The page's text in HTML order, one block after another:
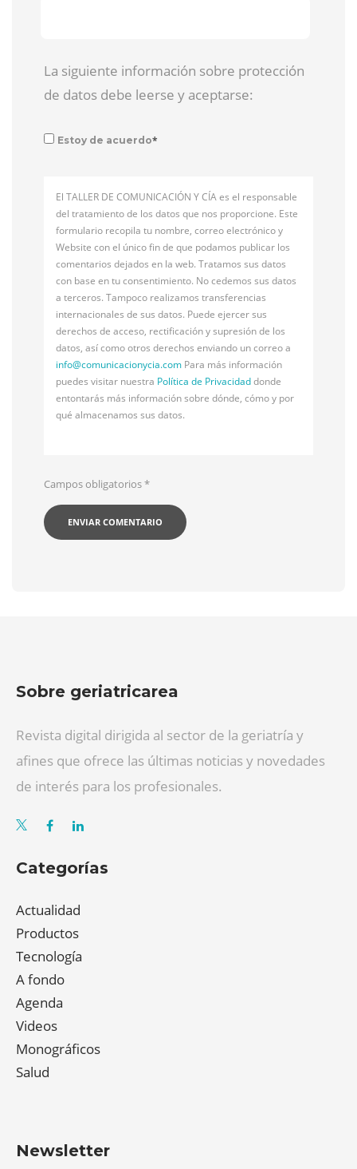
La siguiente información sobre protección
de datos debe leerse y aceptarse:
Estoy de acuerdo*
El TALLER DE COMUNICACIÓN Y CÍA es el responsable
del tratamiento de los datos que nos proporcione. Este
formulario recopila tu nombre, correo electrónico y
Website con el único fin de que podamos publicar los
comentarios dejados en la web. Tratamos sus datos
con base en tu consentimiento. No cedemos sus datos
a terceros. Tampoco realizamos transferencias
internacionales de sus datos. Puede ejercer sus
derechos de acceso, rectificación y supresión de los
datos, así como otros derechos enviando un correo a
info@comunicacionycia.com Para más información
puedes visitar nuestra Política de Privacidaddonde
entontarás más información sobre dónde, cómo y por
qué almacenamos sus datos.
Campos obligatorios*
Sobre geriatricarea
Revista digital dirigida al sector de la geriatría y
afines que ofrece las últimas noticias y novedades
de interés para los profesionales.
Categorías
Actualidad
Productos
Tecnología
A fondo
Agenda
Videos
Monográficos
Salud
Newsletter